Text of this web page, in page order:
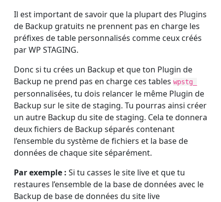
Il est important de savoir que la plupart des Plugins
de Backup gratuits ne prennent pas en charge les
préfixes de table personnalisés comme ceux créés
par WP STAGING.
Donc si tu crées un Backup et que ton Plugin de
Backup ne prend pas en charge ces tables wpstg_
personnalisées, tu dois relancer le même Plugin de
Backup sur le site de staging. Tu pourras ainsi créer
un autre Backup du site de staging. Cela te donnera
deux fichiers de Backup séparés contenant
l’ensemble du système de fichiers et la base de
données de chaque site séparément.
Par exemple : Si tu casses le site live et que tu
restaures l’ensemble de la base de données avec le
Backup de base de données du site live